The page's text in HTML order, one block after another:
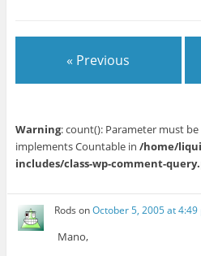
« Previous
Warning: count(): Parameter must
implements Countable in /home/
includes/class-wp-comment-
Rods onOctober 5, 2005 at 4:49
Mano,